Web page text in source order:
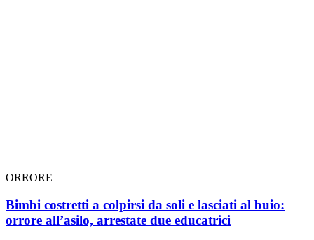
ORRORE
Bimbi costretti a colpirsi da soli e lasciati al buio:
orrore all’asilo, arrestate due educatrici